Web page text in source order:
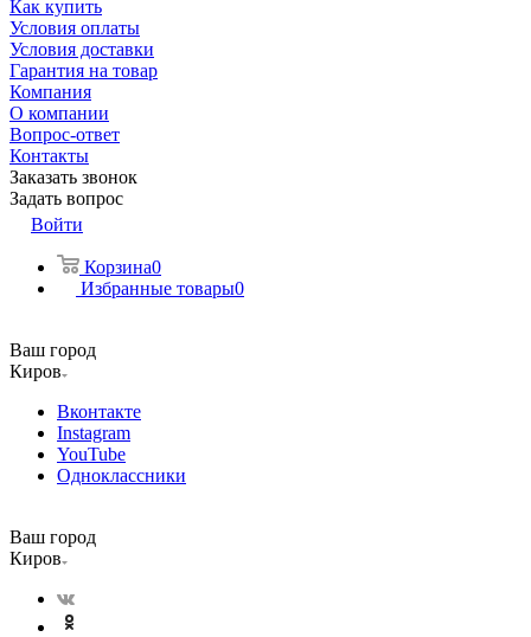
Как купить
Условия оплаты
Условия доставки
Гарантия на товар
Компания
О компании
Вопрос-ответ
Контакты
Заказать звонок
Задать вопрос
Войти
Корзина0
Избранные товары0
Ваш город
Киров
Вконтакте
Instagram
YouTube
Одноклассники
Ваш город
Киров